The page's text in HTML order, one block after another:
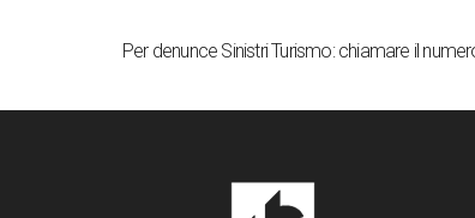
Per denunce Sinistri Turismo:chiamare il